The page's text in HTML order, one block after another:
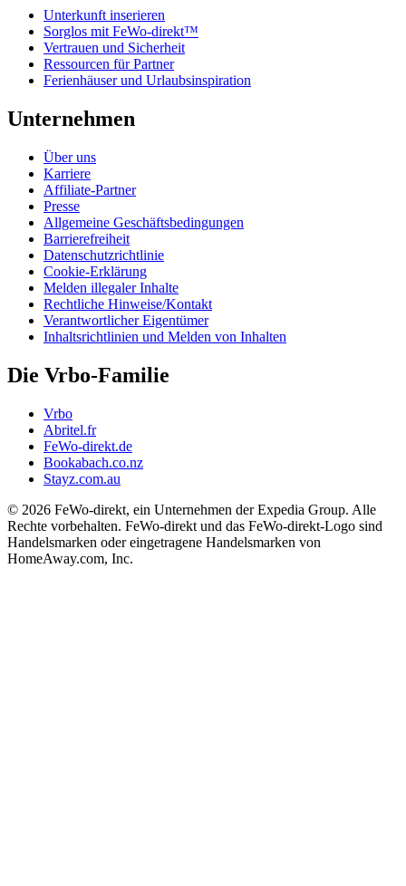
Unterkunft inserieren
Sorglos mit FeWo-direkt™
Vertrauen und Sicherheit
Ressourcen für Partner
Ferienhäuser und Urlaubsinspiration
Unternehmen
Über uns
Karriere
Affiliate-Partner
Presse
Allgemeine Geschäftsbedingungen
Barrierefreiheit
Datenschutzrichtlinie
Cookie-Erklärung
Melden illegaler Inhalte
Rechtliche Hinweise/Kontakt
Verantwortlicher Eigentümer
Inhaltsrichtlinien und Melden von Inhalten
Die Vrbo-Familie
Vrbo
Abritel.fr
FeWo-direkt.de
Bookabach.co.nz
Stayz.com.au
© 2026 FeWo-direkt, ein Unternehmen der Expedia Group. Alle
Rechte vorbehalten. FeWo-direkt und das FeWo-direkt-Logo sind
Handelsmarken oder eingetragene Handelsmarken von
HomeAway.com, Inc.